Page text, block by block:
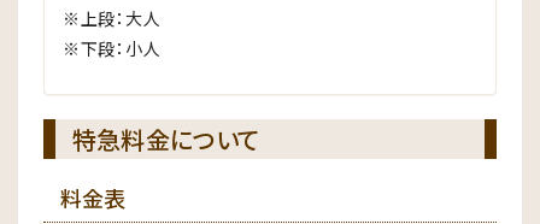
※上段：大人
※下段：小人
特急料金について
料金表